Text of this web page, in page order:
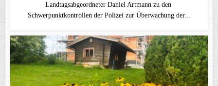
Landtagsabgeordneter Daniel Artmann zu den
Schwerpunktkontrollen der Polizei zur Überwachung der...